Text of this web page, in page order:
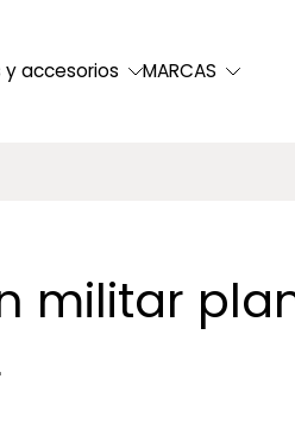
y accesorios MARCAS
militar